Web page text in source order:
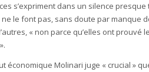
s’expriment dans un silence
le font pas, sans doute par manque
« non parce qu’elles ont prouvé
économique Molinari juge « crucial »